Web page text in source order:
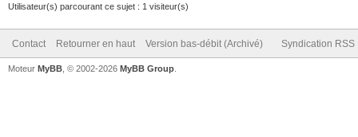
Utilisateur(s) parcourant ce sujet : 1 visiteur(s)
Contact Retourner en haut Version bas-débit (Archivé) Syndication RSS
Moteur MyBB , © 2002-2026 MyBB Group